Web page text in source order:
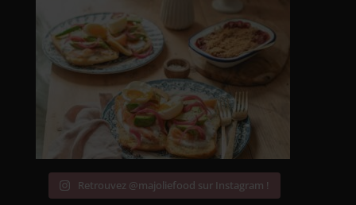
Retrouvez @majoliefood sur Instagram !